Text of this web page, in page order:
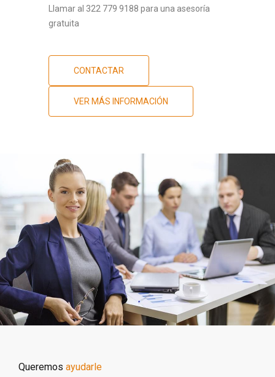
Llamar al 322 779 9188 para una asesoría
gratuita
CONTACTAR
VER MÁS INFORMACIÓN
Queremos ayudarle